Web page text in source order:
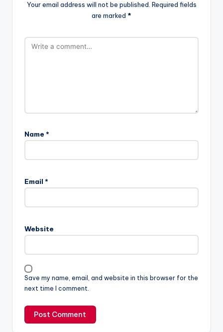
Your email address will not be published. Required fields
are marked *
Name *
Email *
Website
Save my name, email, and website in this browser for the
next time I comment.